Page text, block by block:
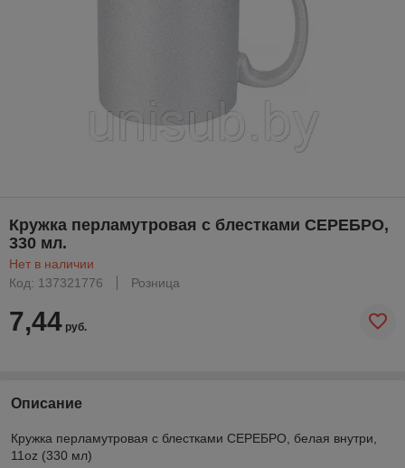
Кружка перламутровая с блестками СЕРЕБРО,
330 мл.
Нет в наличии
Код: 137321776
Розница
7,44 руб.
Описание
Кружка перламутровая с блестками СЕРЕБРО, белая внутри,
11oz (330 мл)